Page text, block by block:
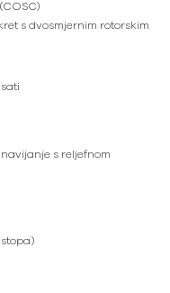
s dvosmjernim rotorskim
s reljefnom